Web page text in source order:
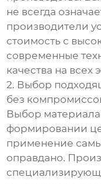
не всегда
производители
стоимость с
современные
качества на всех
2. Выбор
без
Выбор
формировании
применение
оправдано.